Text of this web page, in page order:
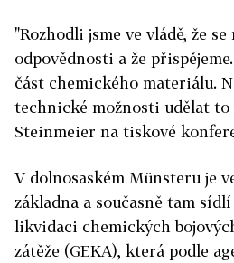
"Rozhodli jsme ve vládě, že
odpovědnosti a že
část chemického materiálu.
technické možnosti udělat to
Steinmeier na tiskové
V dolnosaském Münsteru je
základna a současně tam
likvidaci chemických
zátěže (GEKA), která podle